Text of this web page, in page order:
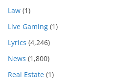
Law (1)
Live Gaming (1)
Lyrics (4,246)
News (1,800)
Real Estate (1)